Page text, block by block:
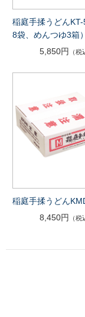
稲庭手揉うどん
8袋、めんつゆ3箱）
5,850円
（税
稲庭手揉うどん
8,450円
（税